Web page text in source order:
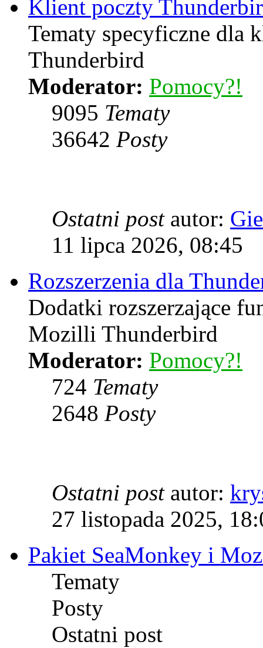
Klient poczty
Tematy specyficzne dla
Thunderbird
Moderator: Pomocy?!
9095 Tematy
36642 Posty
Ostatni postautor: Gie
11 lipca 2026, 08:45
Rozszerzenia dla
Dodatki rozszerzające
Mozilli Thunderbird
Moderator: Pomocy?!
724 Tematy
2648 Posty
Ostatni postautor:
27 listopada 2025,
Pakiet SeaMonkey i
Tematy
Posty
Ostatni post